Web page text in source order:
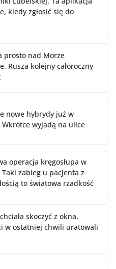
kiedy zgłosić się do
prosto nad Morze
Rusza kolejny całoroczny
nowe hybrydy już w
wyjadą na ulice
operacja kręgosłupa w
zabieg u pacjenta z
to światowa rzadkość
skoczyć z okna.
w ostatniej chwili uratowali